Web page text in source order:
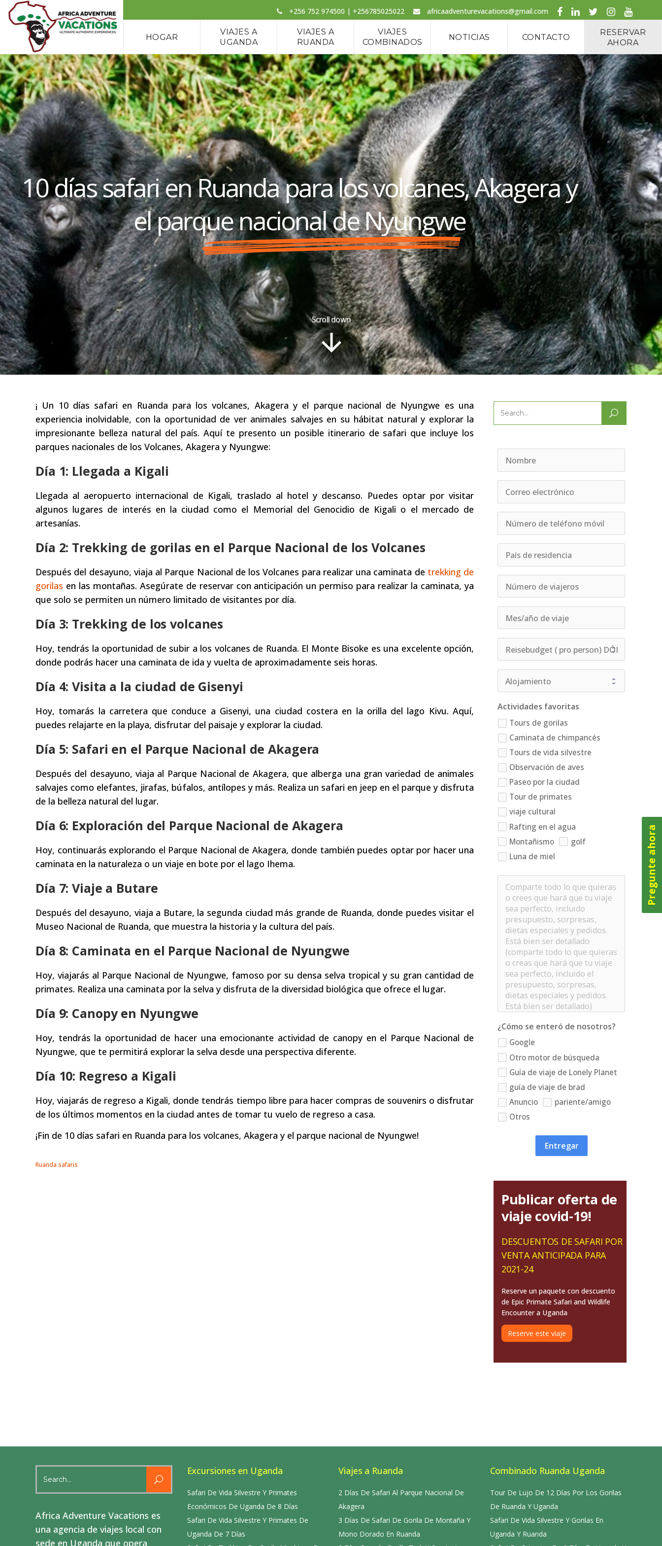
+256 752 974500 | +256785025022 africaadventurevacations@gmail.com
HOGAR
VIAJES A
UGANDA
VIAJES A
RUANDA
VIAJES
COMBINADOS
NOTICIAS CONTACTO
RESERVAR
AHORA
10 días safari en Ruanda para los volcanes, Akagera y
el parque nacional de Nyungwe
Scroll down
¡ Un 10 días safari en Ruanda para los volcanes, Akagera y el parque nacional de Nyungwe es una
experiencia inolvidable, con la oportunidad de ver animales salvajes en su hábitat natural y explorar la
impresionante belleza natural del país. Aquí te presento un posible itinerario de safari que incluye los
parques nacionales de los Volcanes, Akagera y Nyungwe:
Día 1: Llegada a Kigali
Llegada al aeropuerto internacional de Kigali, traslado al hotel y descanso. Puedes optar por visitar
algunos lugares de interés en la ciudad como el Memorial del Genocidio de Kigali o el mercado de
artesanías.
Día 2: Trekking de gorilas en el Parque Nacional de los Volcanes
Después del desayuno, viaja al Parque Nacional de los Volcanes para realizar una caminata de trekking de
gorilas en las montañas. Asegúrate de reservar con anticipación un permiso para realizar la caminata, ya
que solo se permiten un número limitado de visitantes por día.
Día 3: Trekking de los volcanes
Hoy, tendrás la oportunidad de subir a los volcanes de Ruanda. El Monte Bisoke es una excelente opción,
donde podrás hacer una caminata de ida y vuelta de aproximadamente seis horas.
Día 4: Visita a la ciudad de Gisenyi
Hoy, tomarás la carretera que conduce a Gisenyi, una ciudad costera en la orilla del lago Kivu. Aquí,
puedes relajarte en la playa, disfrutar del paisaje y explorar la ciudad.
Día 5: Safari en el Parque Nacional de Akagera
Después del desayuno, viaja al Parque Nacional de Akagera, que alberga una gran variedad de animales
salvajes como elefantes, jirafas, búfalos, antílopes y más. Realiza un safari en jeep en el parque y disfruta
de la belleza natural del lugar.
Día 6: Exploración del Parque Nacional de Akagera
Hoy, continuarás explorando el Parque Nacional de Akagera, donde también puedes optar por hacer una
caminata en la naturaleza o un viaje en bote por el lago Ihema.
Día 7: Viaje a Butare
Después del desayuno, viaja a Butare, la segunda ciudad más grande de Ruanda, donde puedes visitar el
Museo Nacional de Ruanda, que muestra la historia y la cultura del país.
Día 8: Caminata en el Parque Nacional de Nyungwe
Hoy, viajarás al Parque Nacional de Nyungwe, famoso por su densa selva tropical y su gran cantidad de
primates. Realiza una caminata por la selva y disfruta de la diversidad biológica que ofrece el lugar.
Día 9: Canopy en Nyungwe
Hoy, tendrás la oportunidad de hacer una emocionante actividad de canopy en el Parque Nacional de
Nyungwe, que te permitirá explorar la selva desde una perspectiva diferente.
Día 10: Regreso a Kigali
Hoy, viajarás de regreso a Kigali, donde tendrás tiempo libre para hacer compras de souvenirs o disfrutar
de los últimos momentos en la ciudad antes de tomar tu vuelo de regreso a casa.
¡Fin de 10 días safari en Ruanda para los volcanes, Akagera y el parque nacional de Nyungwe!
Ruanda safaris
Search
Actividades favoritas
Tours de gorilas
Caminata de chimpancés
Tours de vida silvestre
Observación de aves
Paseo por la ciudad
Tour de primates
viaje cultural
Rafting en el agua
Montañismo
golf
Luna de miel
¿Cómo se enteró de nosotros?
Google
Otro motor de búsqueda
Guía de viaje de Lonely Planet
guía de viaje de brad
Anuncio
pariente/amigo
Otros
Entregar
Publicar oferta de
viaje covid-19!
DESCUENTOS DE SAFARI POR
VENTA ANTICIPADA PARA
2021-24
Reserve un paquete con descuento
de Epic Primate Safari and Wildlife
Encounter a Uganda
Reserve este viaje
for:
Africa Adventure Vacations es
una agencia de viajes local con
sede en Uganda que opera
Excursiones en Uganda
Safari De Vida Silvestre Y Primates
Económicos De Uganda De 8 Días
Safari De Vida Silvestre Y Primates De
Uganda De 7 Días
Viajes a Ruanda
2 Días De Safari Al Parque Nacional De
Akagera
3 Días De Safari De Gorila De Montaña Y
Mono Dorado En Ruanda
Combinado Ruanda Uganda
Tour De Lujo De 12 Días Por Los Gorilas
De Ruanda Y Uganda
Safari De Vida Silvestre Y Gorilas En
Uganda Y Ruanda
Pregunte ahora